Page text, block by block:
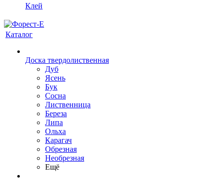
Клей
Каталог
Доска твердолиственная
Дуб
Ясень
Бук
Сосна
Лиственница
Береза
Липа
Ольха
Карагач
Обрезная
Необрезная
Ещё